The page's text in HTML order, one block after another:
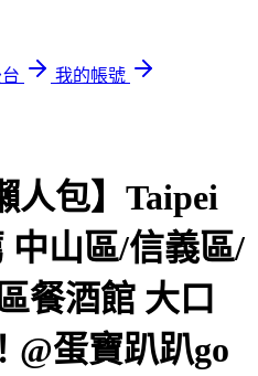
我的帳號
人包】Taipei
中山區/信義區/
餐酒館 大口
@蛋寶趴趴go